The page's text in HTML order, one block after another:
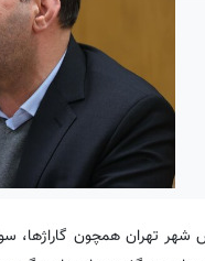
تهران همچون گاراژها،